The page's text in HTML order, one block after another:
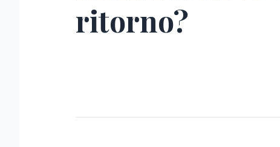
ritorno?